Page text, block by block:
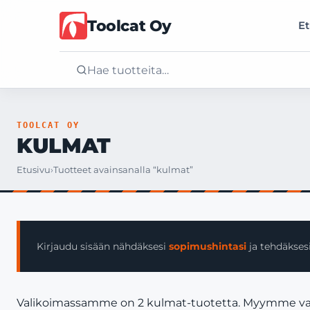
Toolcat Oy
Tuotteet
Yritys
TOOLCAT OY
KULMAT
Etusivu›Tuotteet avainsanalla “kulmat”
Kirjaudu sisään nähdäksesi sopimushintasi ja
Valikoimassamme on 2 kulmat-tuotetta. Myymme